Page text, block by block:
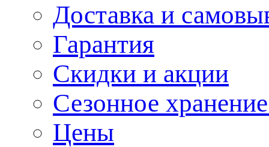
Доставка и
Гарантия
Скидки и акции
Сезонное
Цены